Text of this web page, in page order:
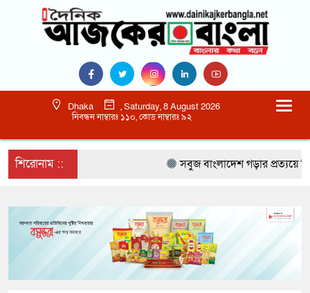
Dhaka
, Saturday, 8 August 2026
নিবন্ধন নাম্বারঃ ১১০, কোড নাম্বারঃ ৯২
শিরোনাম :: সবুজ বাংলাদেশ গড়ার প্রত্যয়ে